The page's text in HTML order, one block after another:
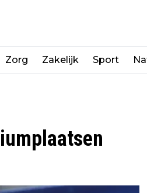
Zorg Zakelijk Sport